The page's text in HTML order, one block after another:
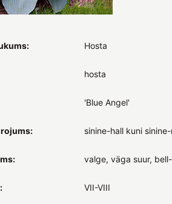
Hosta
hosta
'Blue Angel'
sinine-hall kuni
valge, väga suur,
VII-VIII